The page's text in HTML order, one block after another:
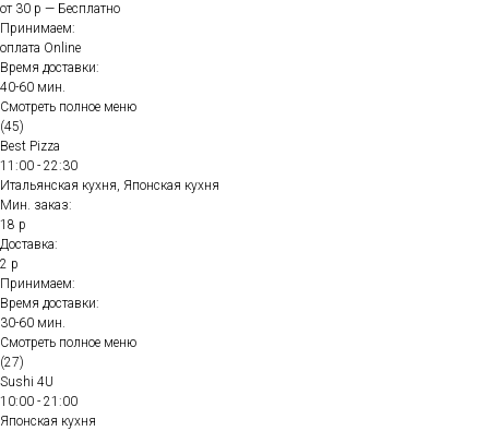
от 30 р — Бесплатно
Принимаем:
оплата Online
Время доставки:
40-60 мин.
Смотреть полное меню
(45)
Best Pizza
11:00 - 22:30
Итальянская кухня, Японская кухня
Мин. заказ:
18 р
Доставка:
2 р
Принимаем:
Время доставки:
30-60 мин.
Смотреть полное меню
(27)
Sushi 4U
10:00 - 21:00
Японская кухня